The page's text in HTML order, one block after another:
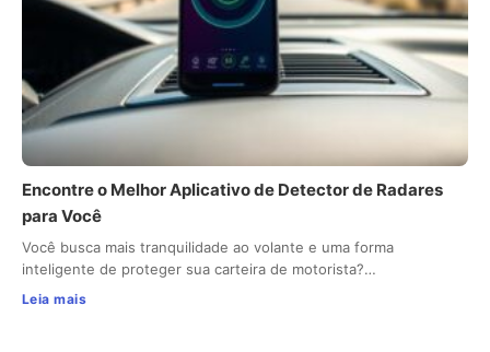
Encontre o Melhor Aplicativo de Detector de Radares
para Você
Você busca mais tranquilidade ao volante e uma forma
inteligente de proteger sua carteira de motorista?…
Leia mais